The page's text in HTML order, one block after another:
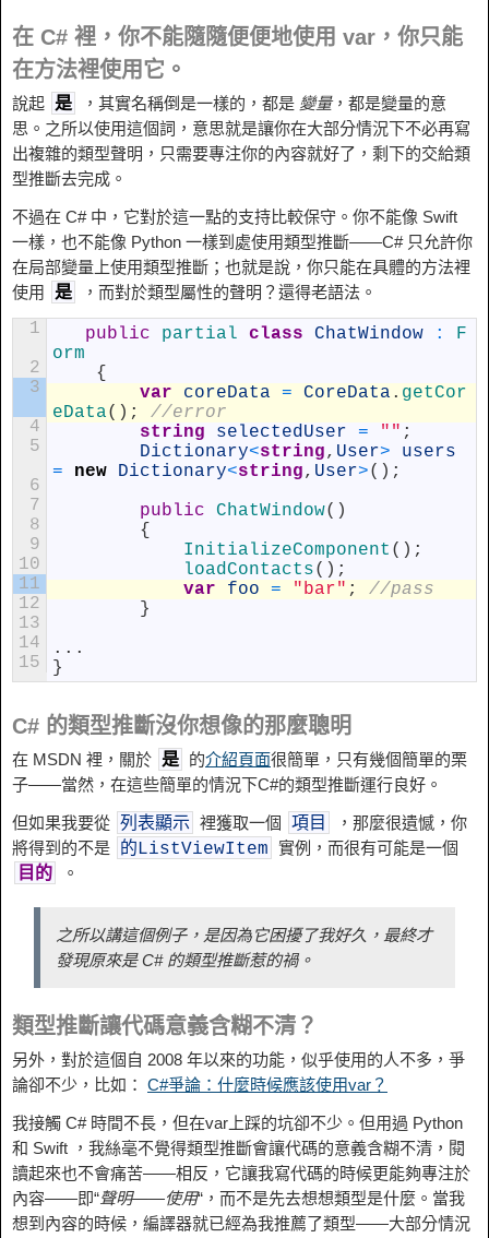
在 C# 裡，你不能隨隨便便地使用 var，你只能
在方法裡使用它。
說起 是 ，其實名稱倒是一樣的，都是 變量，都是變量的意
思。之所以使用這個詞，意思就是讓你在大部分情況下不必再寫
出複雜的類型聲明，只需要專注你的內容就好了，剩下的交給類
型推斷去完成。
不過在 C# 中，它對於這一點的支持比較保守。你不能像 Swift
一樣，也不能像 Python 一樣到處使用類型推斷——C# 只允許你
在局部變量上使用類型推斷；也就是說，你只能在具體的方法裡
使用
是 ，而對於類型屬性的聲明？還得老語法。
1
2
3
4
5
6
7
8
9
10
11
12
13
14
15
public partial class ChatWindow :
F
orm
{
var
coreData = CoreData . getCor
eData( ) ;
//error
string
selectedUser = "" ;
Dictionary<string, User>
users
=
new Dictionary<string, User>( ) ;
public
ChatWindow( )
{
InitializeComponent ( ) ;
loadContacts( ) ;
var
foo = "bar" ;
//pass
}
. . .
}
C# 的類型推斷沒你想像的那麼聰明
在 MSDN 裡，關於 是 的介紹頁面很簡單，只有幾個簡單的栗
子——當然，在這些簡單的情況下C#的類型推斷運行良好。
但如果我要從 列表顯示 裡獲取一個 項目
，那麼很遺憾，你
將得到的不是
的ListViewItem 實例，而很有可能是一個
目的 。
之所以講這個例子，是因為它困擾了我好久，最終才
發現原來是 C# 的類型推斷惹的禍。
類型推斷讓代碼意義含糊不清？
另外，對於這個自 2008 年以來的功能，似乎使用的人不多，爭
論卻不少，比如： C#爭論：什麼時候應該使用var？
我接觸 C# 時間不長，但在var上踩的坑卻不少。但用過 Python
和 Swift ，我絲毫不覺得類型推斷會讓代碼的意義含糊不清，閱
讀起來也不會痛苦——相反，它讓我寫代碼的時候更能夠專注於
內容——即“聲明——使用“，而不是先去想想類型是什麼。當我
想到內容的時候，編譯器就已經為我推薦了類型——大部分情況